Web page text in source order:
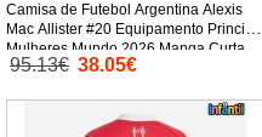
Camisa de Futebol Argentina Alexis
Mac Allister #20 Equipamento Principal
Mulheres Mundo 2026 Manga Curta
95.13€ 38.05€